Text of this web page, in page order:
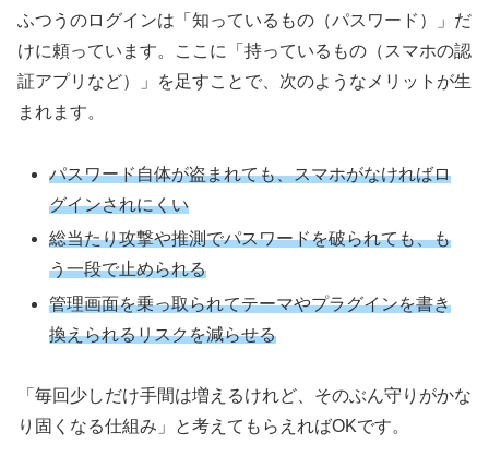
ふつうのログインは「知っているもの（パスワード）」だ
けに頼っています。ここに「持っているもの（スマホの認
証アプリなど）」を足すことで、次のようなメリットが生
まれます。
パスワード自体が盗まれても、スマホがなければロ
グインされにくい
総当たり攻撃や推測でパスワードを破られても、も
う一段で止められる
管理画面を乗っ取られてテーマやプラグインを書き
換えられるリスクを減らせる
「毎回少しだけ手間は増えるけれど、そのぶん守りがかな
り固くなる仕組み」と考えてもらえればOKです。